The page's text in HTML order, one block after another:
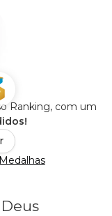
Ranking, com um